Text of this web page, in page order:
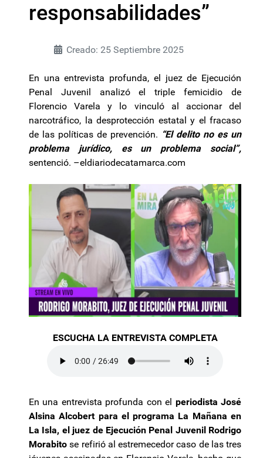
responsabilidades”
Creado: 25 Septiembre 2025
En una entrevista profunda, el juez de Ejecución
Penal Juvenil analizó el triple femicidio de
Florencio Varela y lo vinculó al accionar del
narcotráfico, la desprotección estatal y el fracaso
de las políticas de prevención. “El delito no es un
problema jurídico, es un problema social”,
sentenció. –eldiariodecatamarca.com
ESCUCHA LA ENTREVISTA COMPLETA
En una entrevista profunda con el periodista José
Alsina Alcobert para el programa La Mañana en
La Isla, el juez de Ejecución Penal Juvenil Rodrigo
Morabito se refirió al estremecedor caso de las tres